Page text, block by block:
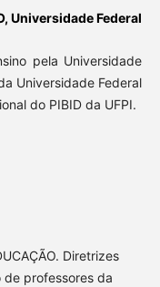
Universidade Federal
pela Universidade
Universidade Federal
do PIBID da UFPI.
Diretrizes
professores da